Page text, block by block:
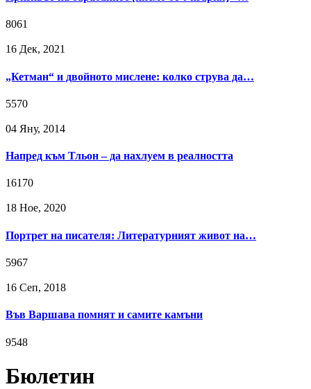
8061
16 Дек, 2021
„Кетман“ и двойното мислене: колко струва да…
5570
04 Яну, 2014
Напред към Тльон – да нахлуем в реалността
16170
18 Ное, 2020
Портрет на писателя: Литературният живот на…
5967
16 Сeп, 2018
Във Варшава помнят и самите камъни
9548
Бюлетин